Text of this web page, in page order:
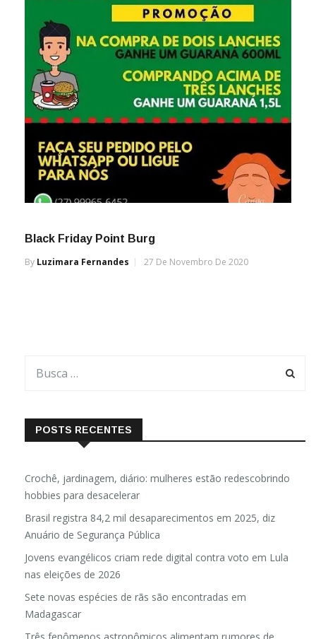
Black Friday Point Burg
By Luzimara Fernandes 27 De Novembro De 2020
POSTS RECENTES
Crochê, jardinagem, diário: mulheres estão redescobrindo
hobbies para desacelerar
Brasil registra 84,2 mil desaparecimentos em 2025, diz
Anuário de Segurança Pública
Jovens evangélicos criam rede digital contra voto em Lula
nas eleições de 2026
Sete novas espécies de rãs são encontradas em
Madagascar